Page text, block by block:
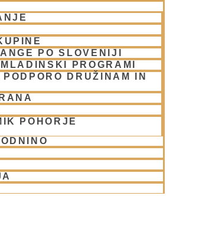
PO SLOVENIJI
PROGRAMI
DRUŽINAM IN
POHORJE